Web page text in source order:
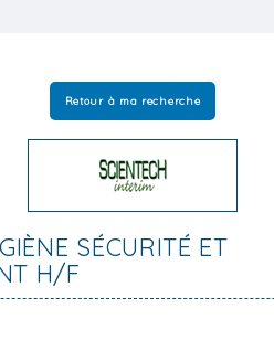
Retour à ma recherche
SÉCURITÉ ET
H/F